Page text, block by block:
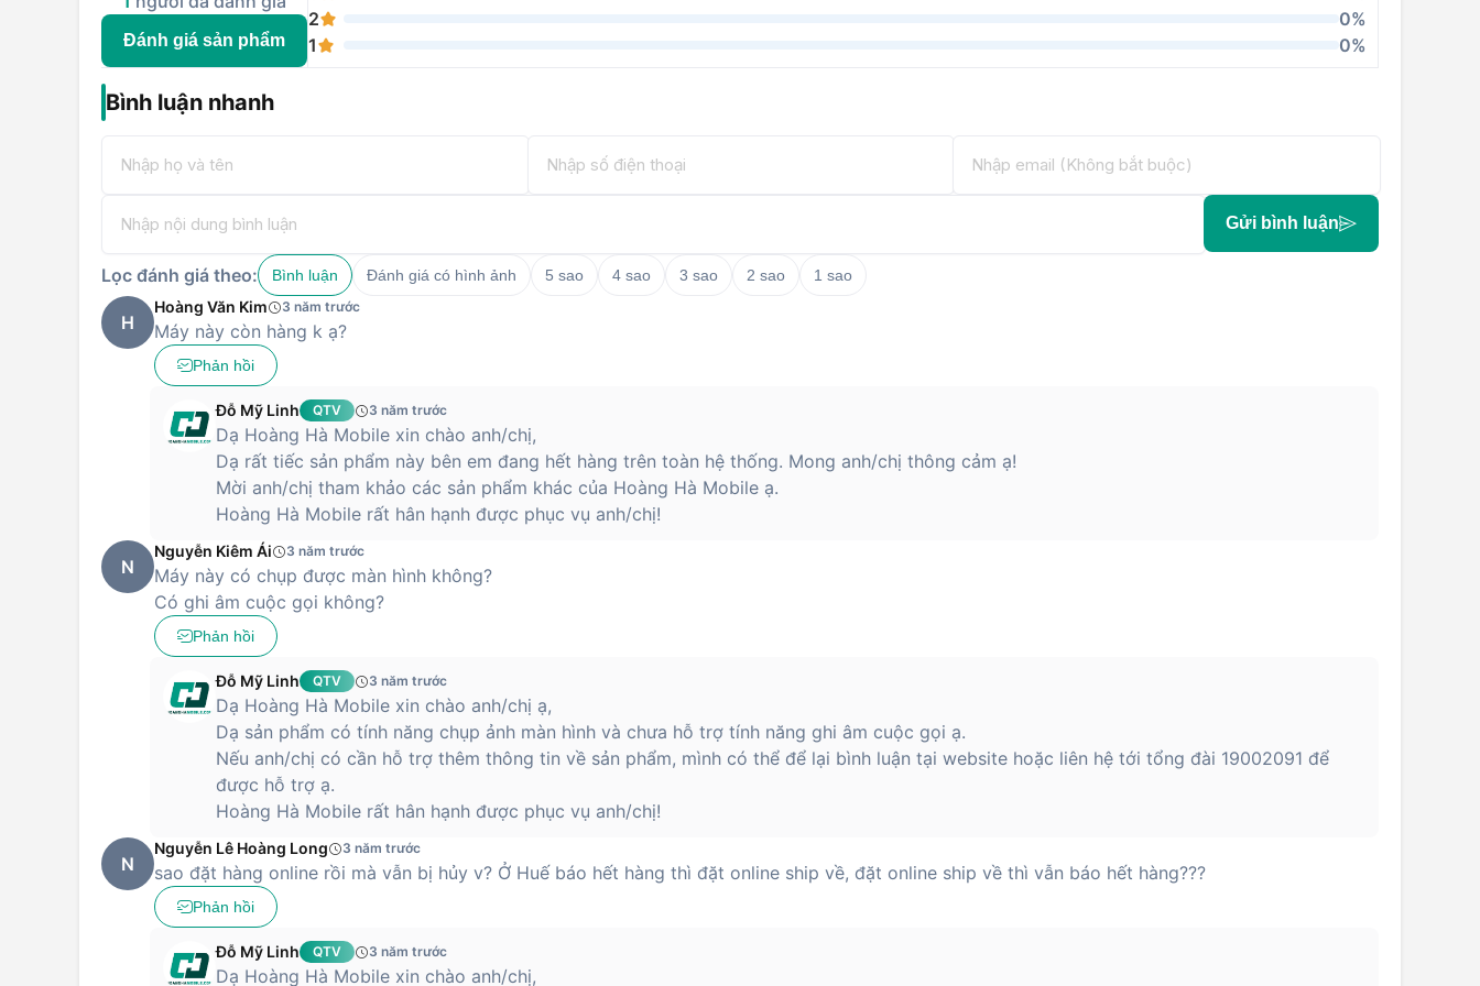
Đánh giá sản phẩm
2
0%
1
0%
Bình luận nhanh
Gửi bình luận
Lọc đánh giá theo: Bình luận Đánh giá có hình ảnh 5 sao 4 sao 3 sao 2 sao 1 sao
H
Hoàng Văn Kim 3 năm trước
Máy này còn hàng k ạ?
Phản hồi
Đỗ Mỹ Linh QTV 3 năm trước
Dạ Hoàng Hà Mobile xin chào anh/chị,
Dạ rất tiếc sản phẩm này bên em đang hết hàng trên toàn hệ thống. Mong anh/chị thông cảm ạ!
Mời anh/chị tham khảo các sản phẩm khác của Hoàng Hà Mobile ạ.
Hoàng Hà Mobile rất hân hạnh được phục vụ anh/chị!
N
Nguyễn Kiêm Ái 3 năm trước
Máy này có chụp được màn hình không?
Có ghi âm cuộc gọi không?
Phản hồi
Đỗ Mỹ Linh QTV 3 năm trước
Dạ Hoàng Hà Mobile xin chào anh/chị ạ,
Dạ sản phẩm có tính năng chụp ảnh màn hình và chưa hỗ trợ tính năng ghi âm cuộc gọi ạ.
Nếu anh/chị có cần hỗ trợ thêm thông tin về sản phẩm, mình có thể để lại bình luận tại website hoặc liên hệ tới tổng đài 19002091 để
được hỗ trợ ạ.
Hoàng Hà Mobile rất hân hạnh được phục vụ anh/chị!
N
Nguyễn Lê Hoàng Long 3 năm trước
sao đặt hàng online rồi mà vẫn bị hủy v? Ở Huế báo hết hàng thì đặt online ship về, đặt online ship về thì vẫn báo hết hàng???
Phản hồi
Đỗ Mỹ Linh QTV 3 năm trước
Dạ Hoàng Hà Mobile xin chào anh/chị,